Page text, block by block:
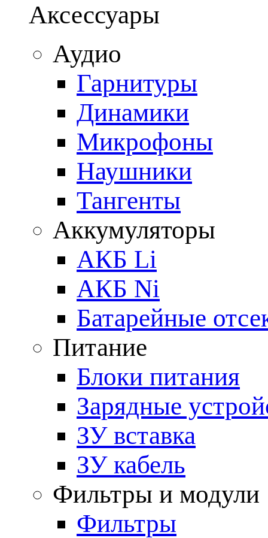
Аксессуары
Аудио
Гарнитуры
Динамики
Микрофоны
Наушники
Тангенты
Аккумуляторы
АКБ Li
АКБ Ni
Батарейные
Питание
Блоки питания
Зарядные
ЗУ вставка
ЗУ кабель
Фильтры и модули
Фильтры